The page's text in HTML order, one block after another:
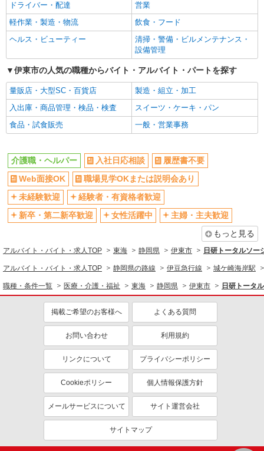
ドライバー・配達
営業
軽作業・製造・物流
飲食・フード
ヘルス・ビューティー
清掃・警備・ビルメンテナンス・
設備管理
伊東市の人気の職種からバイト・アルバイト・パートを探す
量販店・大型SC・百貨店
製造・組立・加工
入出庫・商品管理・検品・検査
スイーツ・ケーキ・パン
食品・試食販売
一般・営業事務
介護職・ヘルパー 入社日応相談
履歴書不要
Web面接OK
職場見学OKまたは説明会あり
未経験歓迎
経験者・有資格者歓迎
新卒・第二新卒歓迎
女性活躍中
主婦・主夫歓迎
もっと見る
アルバイト・バイト・求人TOP 東海 静岡県 伊東市 日研トータルソ
アルバイト・バイト・求人TOP 静岡県の路線 伊豆急行線 城ケ崎海岸駅
職種・条件一覧 医療・介護・福祉 東海 静岡県 伊東市 日研トータ
掲載ご希望のお客様へ よくある質問
お問い合わせ 利用規約
リンクについて プライバシーポリシー
Cookieポリシー 個人情報保護方針
メールサービスについて サイト運営会社
サイトマップ